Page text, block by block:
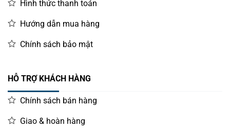
Hình thức thanh toán
Hướng dẫn mua hàng
Chính sách bảo mật
HỖ TRỢ KHÁCH HÀNG
Chính sách bán hàng
Giao & hoàn hàng